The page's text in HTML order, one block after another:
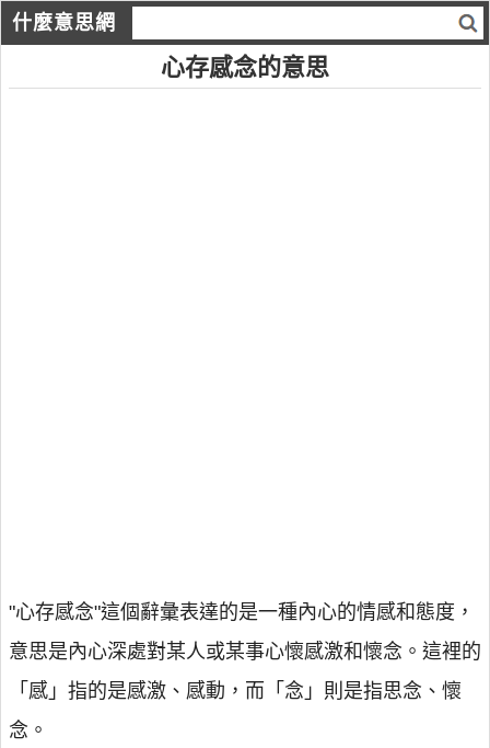
什麼意思網
心存感念的意思
"心存感念"這個辭彙表達的是一種內心的情感和態度，
意思是內心深處對某人或某事心懷感激和懷念。這裡的
「感」指的是感激、感動，而「念」則是指思念、懷
念。